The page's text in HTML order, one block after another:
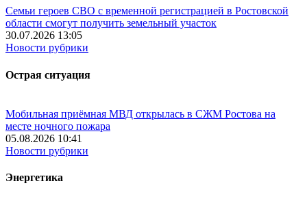
Семьи героев СВО с временной регистрацией в Ростовской
области смогут получить земельный участок
30.07.2026 13:05
Новости рубрики
Острая ситуация
Мобильная приёмная МВД открылась в СЖМ Ростова на
месте ночного пожара
05.08.2026 10:41
Новости рубрики
Энергетика